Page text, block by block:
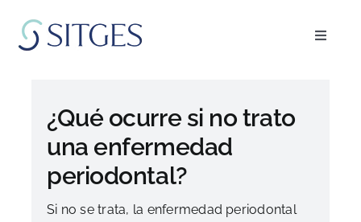
contenido
Toggle
Especialidades
El equipo
¿Qué ocurre si no trato
una enfermedad
periodontal?
Si no se trata, la enfermedad periodontal